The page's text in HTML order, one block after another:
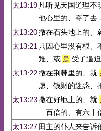
太13:19 凡听见天国道理不
他心里的、夺了去
太13:20撒在石头地上的、
太13:21 只因心里没有根、
难、或 是 受了逼
太13:22撒在荆棘里的、就
虑、钱财的迷惑、
太13:23撒在好地上的、就
一百倍的、有六十
太13:27 田主的仆人来告诉